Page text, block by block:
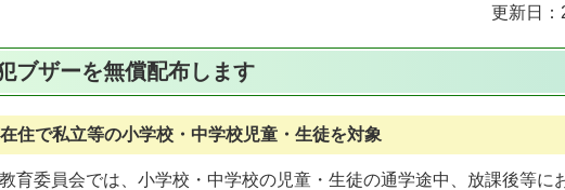
更新日：
ブザーを無償配布します
住で私立等の小学校・中学校児童・生徒を対象
育委員会では、小学校・中学校の児童・生徒の通学途中、放課後等に